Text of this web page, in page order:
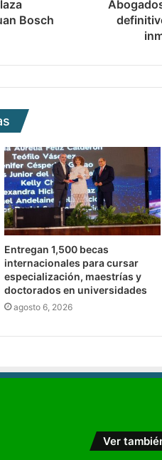
Bosch
Entregan 1,500 becas
internacionales para cursar
especialización, maestrías y
doctorados en universidades
agosto 6, 2026
Ver